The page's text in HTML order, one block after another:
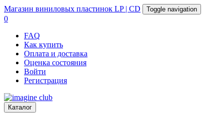
Магазин виниловых пластинок LP | CD Toggle navigation
0
FAQ
Как купить
Оплата и доставка
Оценка состояния
Войти
Регистрация
Каталог